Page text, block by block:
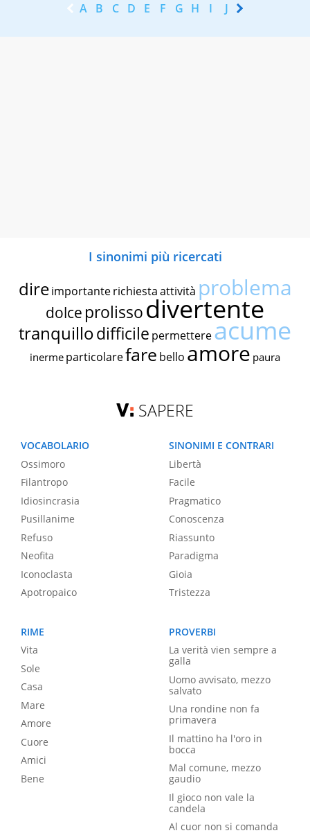
A B C D E F G H I J K
I sinonimi più ricercati
dire importante richiestaattività problema
dolce prolissodivertente
tranquillodifficile permettereacume
inerme particolarefare bello amore paura
SAPERE
VOCABOLARIO
Ossimoro
Filantropo
Idiosincrasia
Pusillanime
Refuso
Neofita
Iconoclasta
Apotropaico
SINONIMI E CONTRARI
Libertà
Facile
Pragmatico
Conoscenza
Riassunto
Paradigma
Gioia
Tristezza
RIME
Vita
Sole
Casa
Mare
Amore
Cuore
Amici
Bene
PROVERBI
La verità vien sempre a
galla
Uomo avvisato, mezzo
salvato
Una rondine non fa
primavera
Il mattino ha l'oro in
bocca
Mal comune, mezzo
gaudio
Il gioco non vale la
candela
Al cuor non si comanda